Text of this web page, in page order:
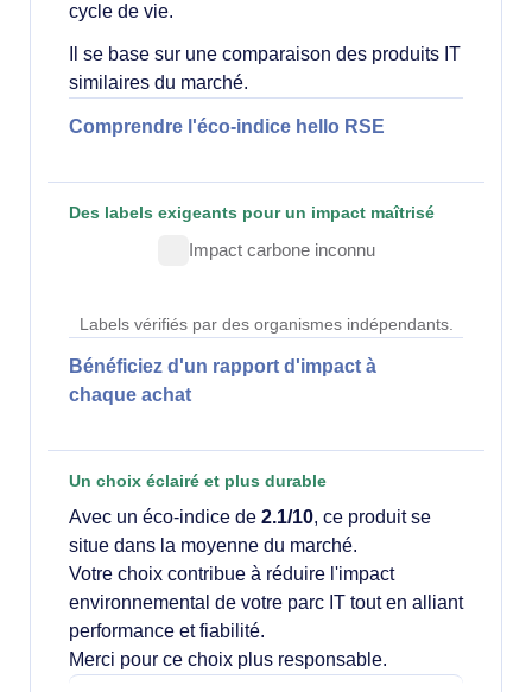
cycle de vie.
Il se base sur une comparaison des produits IT
similaires du marché.
Comprendre l'éco-indice hello RSE
Des labels exigeants pour un impact maîtrisé
Impact carbone inconnu
Labels vérifiés par des organismes indépendants.
Bénéficiez d'un rapport d'impact à
chaque achat
Un choix éclairé et plus durable
Avec un éco-indice de 2.1/10, ce produit se
situe dans la moyenne du marché.
Votre choix contribue à réduire l'impact
environnemental de votre parc IT tout en alliant
performance et fiabilité.
Merci pour ce choix plus responsable.